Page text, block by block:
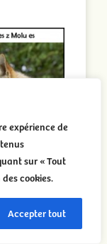
expérience de
sur « Tout
cookies.
Accepter tout